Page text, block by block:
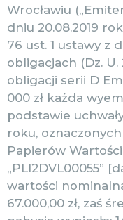
Wrocławiu
dniu 20.08.2019
76 ust. 1 ustawy z
obligacjach (Dz. U.
obligacji serii D
000 zł każda
podstawie
roku,
Papierów
„PLI2DVL00055”
wartości
67.000,00 zł, zaś